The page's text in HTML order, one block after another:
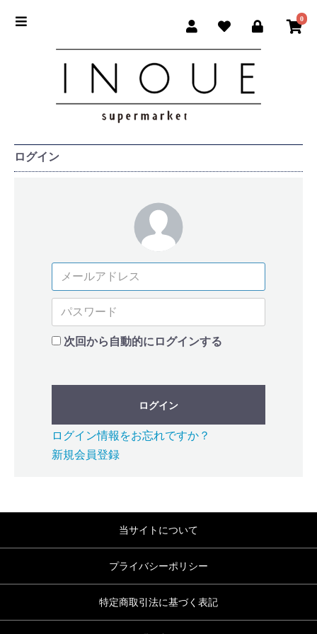
0
ログイン
次回から自動的にログインする
ログイン
ログイン情報をお忘れですか？
新規会員登録
当サイトについて
プライバシーポリシー
特定商取引法に基づく表記